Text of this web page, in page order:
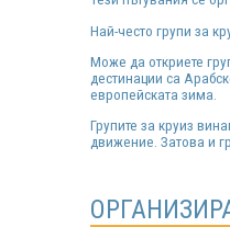
Най-често групи за
Може да откриете
дестинации са
европейската зима.
Групите за круиз
движение. Затова и